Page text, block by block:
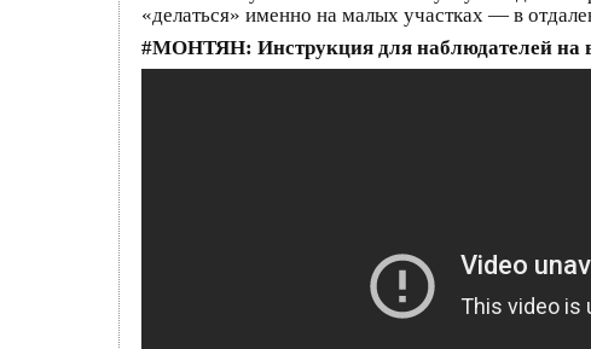
«делаться» именно на малых участках — в
#МОНТЯН: Инструкция для наблюдателей на